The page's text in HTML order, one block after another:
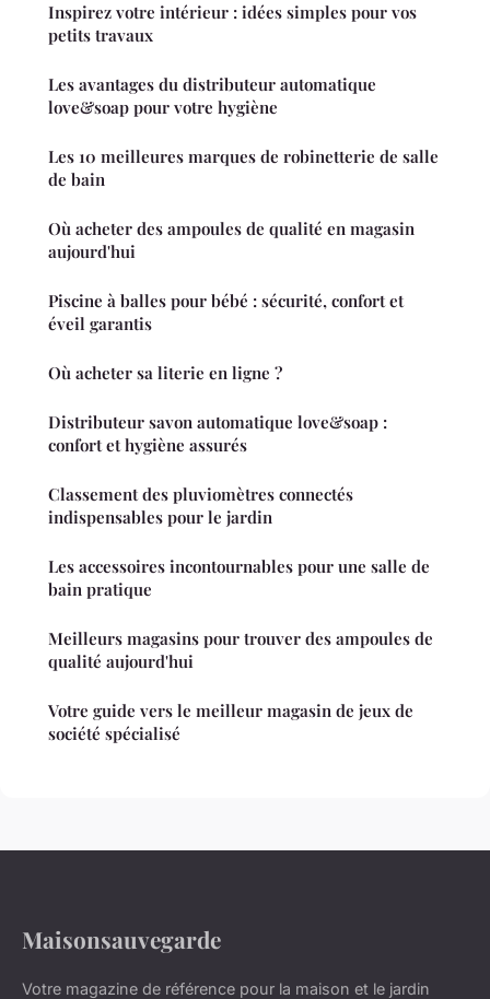
Inspirez votre intérieur : idées simples pour vos
petits travaux
Les avantages du distributeur automatique
love&soap pour votre hygiène
Les 10 meilleures marques de robinetterie de salle
de bain
Où acheter des ampoules de qualité en magasin
aujourd'hui
Piscine à balles pour bébé : sécurité, confort et
éveil garantis
Où acheter sa literie en ligne ?
Distributeur savon automatique love&soap :
confort et hygiène assurés
Classement des pluviomètres connectés
indispensables pour le jardin
Les accessoires incontournables pour une salle de
bain pratique
Meilleurs magasins pour trouver des ampoules de
qualité aujourd'hui
Votre guide vers le meilleur magasin de jeux de
société spécialisé
Maisonsauvegarde
Votre magazine de référence pour la maison et le jardin